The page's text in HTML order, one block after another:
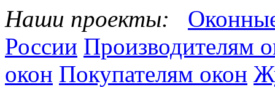
Наши проекты:
России Производителям
окон Покупателям окон